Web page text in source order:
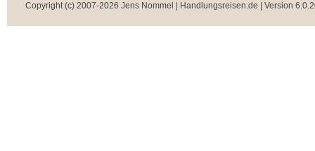
Copyright (c) 2007-2026 Jens Nommel | Handlungsreisen.de | Version